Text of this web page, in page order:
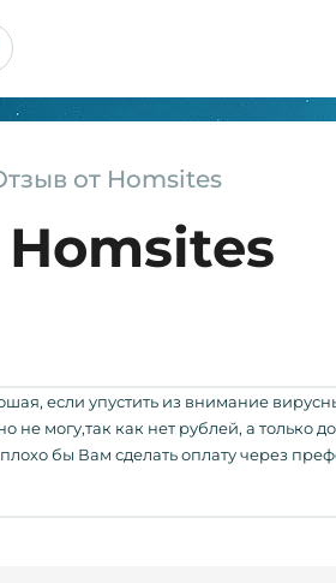
от Homsites
если упустить из внимание
не могу,так как нет рублей, а только
бы Вам сделать оплату через